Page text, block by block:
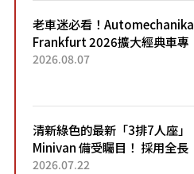
老車迷必看！Automechanika
Frankfurt 2026擴大經典車專
區 1954年珍稀古董車現場修復
2026.08.07
清新綠色的最新「3排7人座」
Minivan 備受矚目！ 採用全長
4.7公尺剛剛好的車身尺寸與
2026.07.22